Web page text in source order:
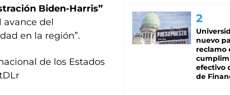
Biden-Harris”
avance del
en la región”.
de los Estados
nuevo
reclamo
efectivo
de